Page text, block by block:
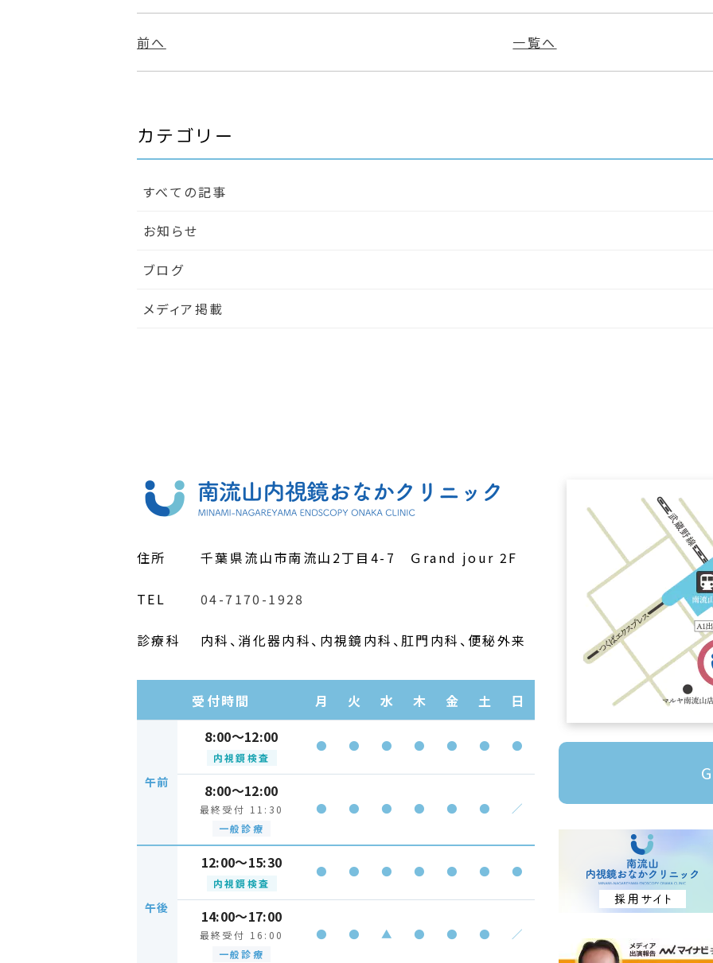
前へ 一覧へ
カテゴリー
すべての記事
お知らせ
ブログ
メディア掲載
住所 千葉県流山市南流山2丁目4-7 Ｇrand jour 2F
TEL 04-7170-1928
診療科 内科、消化器内科、内視鏡内科、肛門内科、便秘外来
受付時間 月 火 水 木 金 土 日
午前
8:00～12:00
内視鏡検査
● ● ● ● ● ● ●
8:00～12:00
最終受付 11:30
一般診療
● ● ● ● ● ● ／
午後
12:00～15:30
内視鏡検査
● ● ● ● ● ● ●
14:00～17:00
最終受付 16:00
一般診療
● ● ▲ ● ● ● ／